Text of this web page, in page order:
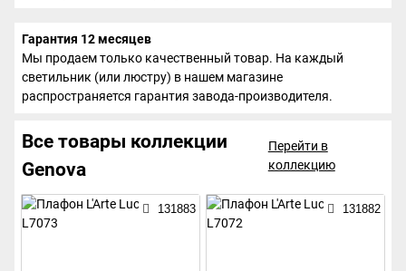
Гарантия 12 месяцев
Мы продаем только качественный товар. На каждый
светильник (или люстру) в нашем магазине
распространяется гарантия завода-производителя.
Все товары коллекции
Genova
Перейти в
коллекцию
131883 131882